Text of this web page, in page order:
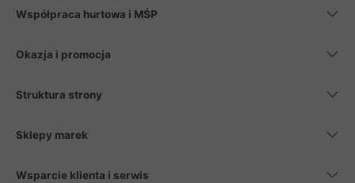
Współpraca hurtowa i MŚP
Okazja i promocja
Struktura strony
Sklepy marek
Wsparcie klienta i serwis